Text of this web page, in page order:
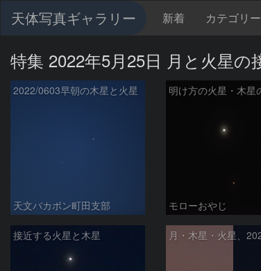
天体写真ギャラリー 新着 カテゴリー
特集 2022年5月25日 月と火星
2022/0603早朝の木星と火星
天文バカボン町田支部 モローおやじ
接近する火星と木星